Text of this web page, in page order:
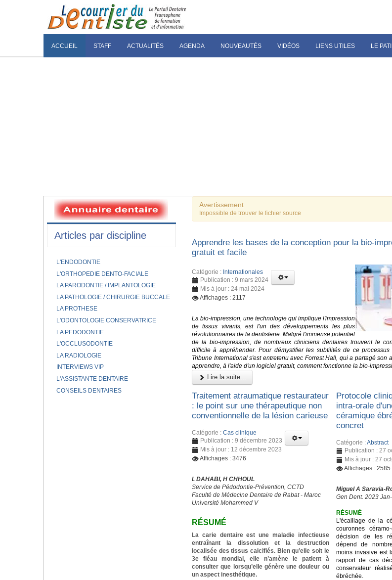
ACCUEIL STAFF ACTUALITÉS AGENDA NOUVEAUTÉS VIDÉOS LIENS UTILES LE
Avertissement
Impossible de trouver le fichier source
Apprendre les bases de la conception pour la bio-
gratuit et facile
Catégorie : Internationales
Publication : 9 mars 2024
Mis à jour : 24 mai 2024
Affichages : 2117
La bio-impression, une technologie qui implique l'impression
de tissus vivants, est l'un des développements les plus
révolutionnaires de la dentisterie. Malgré l'immense potentiel
de la bio-impression, de nombreux cliniciens dentaires trouvent le
difficile à appréhender. Pour démystifier les subtilités de ce
Tribune International s'est entretenu avec Forrest Hall, qui a partagé son
apprendre, à l'aide d'un logiciel gratuit, comment fonctionne la bio-
Lire la suite...
Traitement atraumatique restaurateur
: le point sur une thérapeutique non
conventionnelle de la lésion carieuse
Catégorie : Cas clinique
Publication : 9 décembre 2023
Mis à jour : 12 décembre 2023
Affichages : 3476
I. DAHABI, H CHHOUL
Service de Pédodontie-Prévention, CCTD
Faculté de Médecine Dentaire de Rabat - Maroc
Université Mohammed V
RÉSUMÉ
La carie dentaire est une maladie infectieuse
entraînant la dissolution et la destruction
localisée des tissus calcifiés. Bien qu’elle soit le
3e fléau mondial, elle n’amène le patient à
consulter que lorsqu’elle génère une douleur ou
un aspect inesthétique.
Protocole
intra-orale
céramique
concret
Catégorie :Abstract
Publication : 27
Mis à jour : 27
Affichages : 2585
Miguel A Saravia-
Gen Dent. 2023
RÉSUMÉ
L'écaillage de la
couronnes
décision de les
dépend de
moins invasive est
rapport de cas
conservateur
ébréchée.
Articles par discipline
L'ENDODONTIE
L'ORTHOPEDIE DENTO-FACIALE
LA PARODONTIE / IMPLANTOLOGIE
LA PATHOLOGIE / CHIRURGIE BUCCALE
LA PROTHESE
L'ODONTOLOGIE CONSERVATRICE
LA PEDODONTIE
L'OCCLUSODONTIE
LA RADIOLOGIE
INTERVIEWS VIP
L'ASSISTANTE DENTAIRE
CONSEILS DENTAIRES